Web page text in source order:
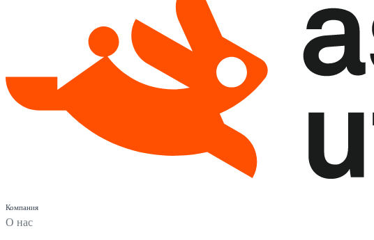
Компания
О нас